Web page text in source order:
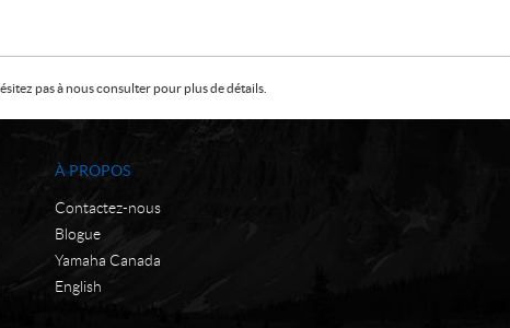
pas à nous consulter pour plus de détails.
À PROPOS
Contactez-nous
Blogue
Yamaha Canada
English